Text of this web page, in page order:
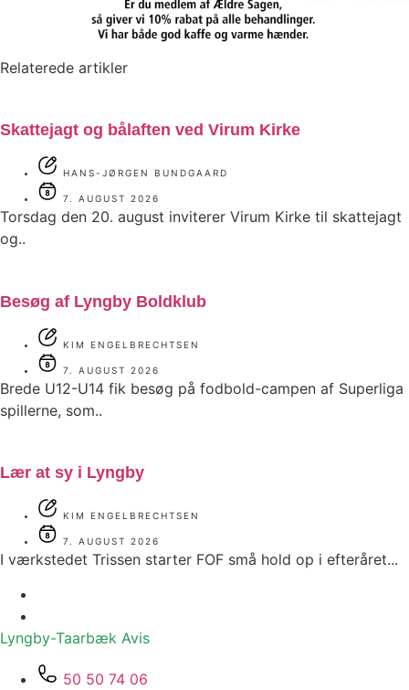
Relaterede artikler
Skattejagt og bålaften ved Virum Kirke
HANS-JØRGEN BUNDGAARD
7. AUGUST 2026
Torsdag den 20. august inviterer Virum Kirke til skattejagt
og..
Besøg af Lyngby Boldklub
KIM ENGELBRECHTSEN
7. AUGUST 2026
Brede U12-U14 fik besøg på fodbold-campen af Superliga
spillerne, som..
Lær at sy i Lyngby
KIM ENGELBRECHTSEN
7. AUGUST 2026
I værkstedet Trissen starter FOF små hold op i efteråret...
Lyngby-Taarbæk Avis
50 50 74 06